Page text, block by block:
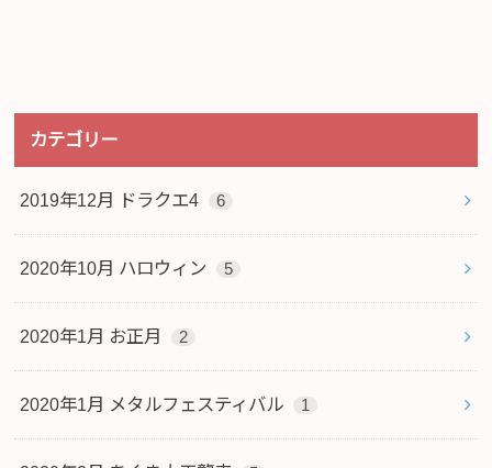
カテゴリー
2019年12月 ドラクエ4 6
2020年10月 ハロウィン 5
2020年1月 お正月 2
2020年1月 メタルフェスティバル 1